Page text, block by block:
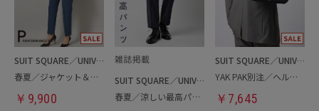
SUIT SQUARE／UNIVERSAL LANGUAGE／WHITE
春夏／ジャケット＆パンツセットアップ／洗濯ネット付き
￥ 9,900
SUIT SQUARE／UNIVERSAL LANGUAGE
春夏／涼しい最高パンツ
SUIT SQUARE／UNIVERSAL LANGUAGE
YAK PAK別注／ヘルメットバッグ
￥ 7,645